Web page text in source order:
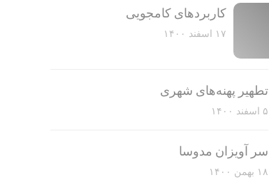
کاربرد‌های کامجویی
۱۷ اسفند ۱۴۰۰
تطهیر پهنه‌های شهری
۵ اسفند ۱۴۰۰
سر آویزان مدوسا
۱۸ بهمن ۱۴۰۰